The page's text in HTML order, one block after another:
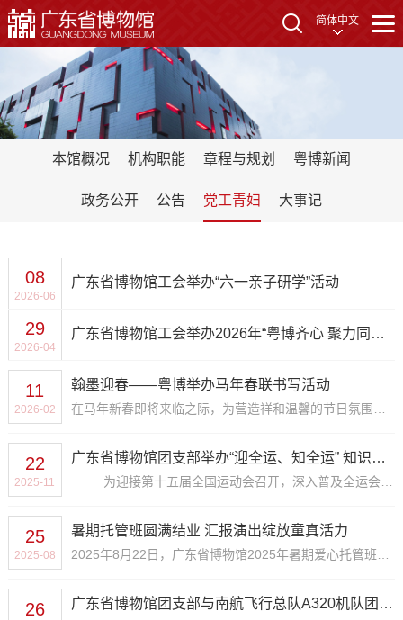
简体中文
本馆概况 机构职能 章程与规划 粤博新闻
政务公开 公告 党工青妇 大事记
08
2026-06
广东省博物馆工会举办“六一亲子研学”活动
29
2026-04
广东省博物馆工会举办2026年“粤博齐心 聚力同行”职工趣味运动会
11
2026-02
翰墨迎春——粤博举办马年春联书写活动
22
2025-11
广东省博物馆团支部举办“迎全运、知全运” 知识问答活动
25
2025-08
暑期托管班圆满结业 汇报演出绽放童真活力
26 广东省博物馆团支部与南航飞行总队A320机队团委开展“凝心聚力、青春同行”联学共建团日活动